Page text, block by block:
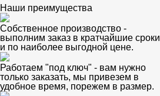
Наши преимущества
Собственное производство -
выполним заказ в кратчайшие сроки
и по наиболее выгодной цене.
Работаем "под ключ" - вам нужно
только заказать, мы привезем в
удобное время, порежем в размер.